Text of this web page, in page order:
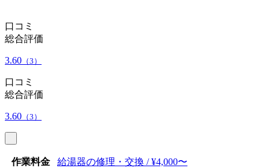
口コミ
総合評価
3.60 （3）
口コミ
総合評価
3.60 （3）
作業料金
給湯器の修理・交換 / ¥4,000〜